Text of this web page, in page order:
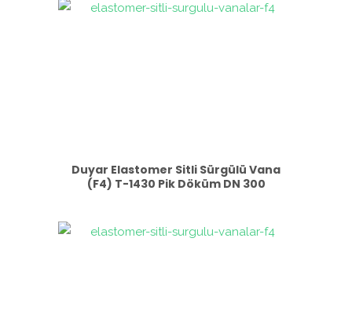
Duyar Elastomer Sitli Sürgülü Vana
(F4) T-1430 Pik Döküm DN 300